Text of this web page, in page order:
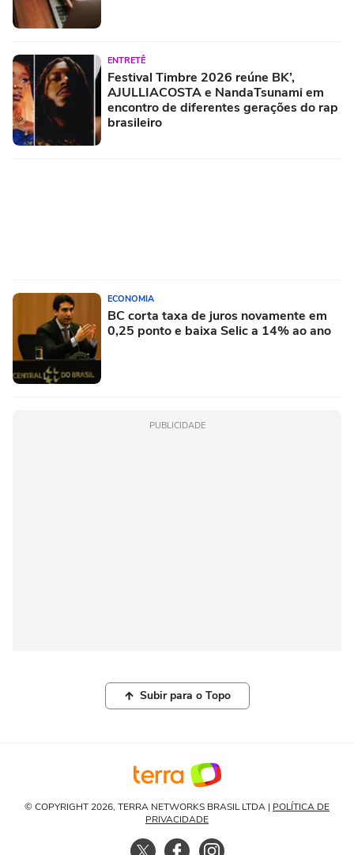
ENTRETÊ
Festival Timbre 2026 reúne BK’,
AJULLIACOSTA e NandaTsunami em
encontro de diferentes gerações do rap
brasileiro
ECONOMIA
BC corta taxa de juros novamente em
0,25 ponto e baixa Selic a 14% ao ano
PUBLICIDADE
Subir para o Topo
© COPYRIGHT 2026, TERRA NETWORKS BRASIL LTDA | POLÍTICA DE
PRIVACIDADE